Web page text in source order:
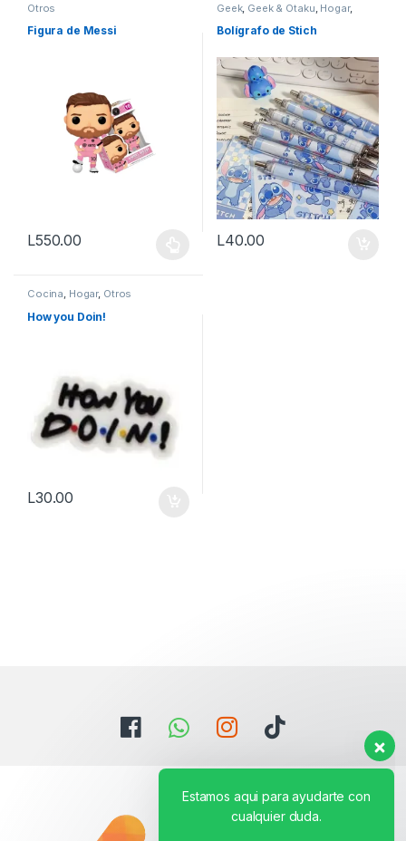
Otros
Figura de Messi
L550.00
Geek, Geek & Otaku Hogar,
Otros
Bolígrafo de Stich
L40.00
Cocina, Hogar, Otros
How you Doin!
L30.00
Estamos aqui para ayudarte con
cualquier duda.